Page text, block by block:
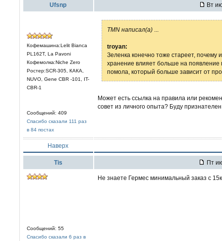
Ufsnp Вт
Кофемашина:Lelit Bianca
PL162T, La Pavoni
Кофемолка:Niche Zero
Ростер:SCR-305, КАКА,
NUVO, Gene CBR -101, IT-
CBR-1
Сообщений: 409
Спасибо сказали 111 раз
в 84 постах
TMN написал(а)
troyan:
Зеленка конечно тоже стареет, почему
хранение влияет больше на появление
помола, который больше зависит от
Может есть ссылка на правила или
совет из личного опыта? Буду
Наверх
Tis Пт
Сообщений: 55
Спасибо сказали 6 раз в
Не знаете Гермес минимальный заказ с